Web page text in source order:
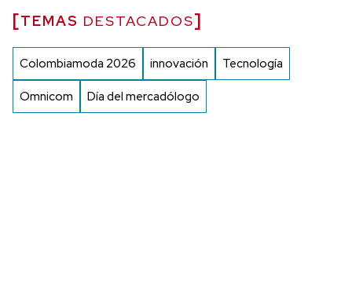
TEMAS DESTACADOS
Colombiamoda 2026 innovación Tecnología
Omnicom Día del mercadólogo